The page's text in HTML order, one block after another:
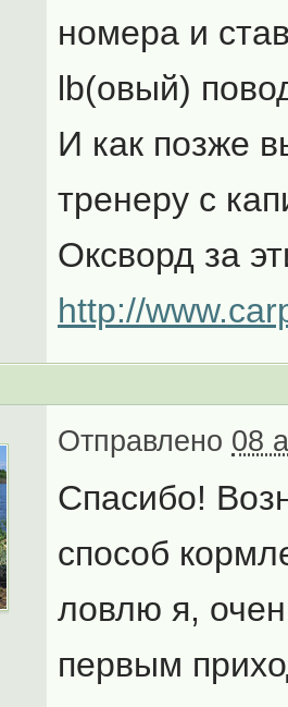
номера и
lb(овый)
И как позже
тренеру с
Оксворд за
http://
Отправлено 08
Спасибо!
способ
ловлю я,
первым